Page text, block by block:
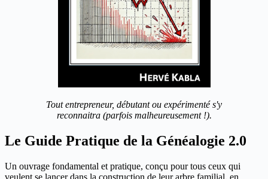
Tout entrepreneur, débutant ou expérimenté s'y
reconnaitra (parfois malheureusement !).
Le Guide Pratique de la Généalogie 2.0
Un ouvrage fondamental et pratique, conçu pour tous ceux qui
veulent se lancer dans la construction de leur arbre familial, en